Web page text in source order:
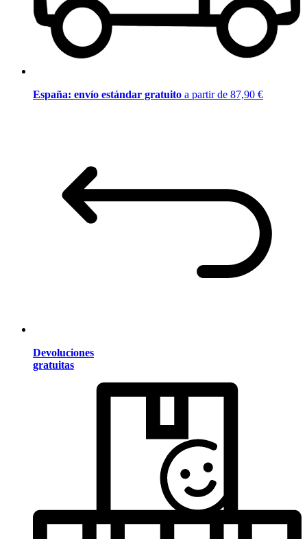
España: envío estándar gratuito a partir de 87,90 €
Devoluciones
gratuitas